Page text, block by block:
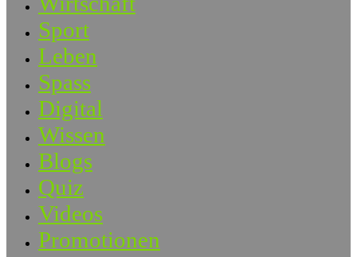
Sport
Leben
Spass
Digital
Wissen
Blogs
Quiz
Videos
Promotionen